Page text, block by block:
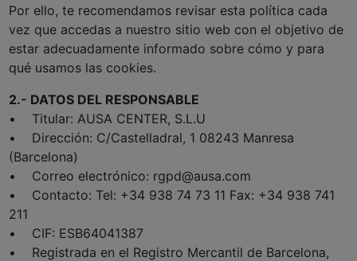
Por ello, te recomendamos revisar esta política cada
vez que accedas a nuestro sitio web con el objetivo de
estar adecuadamente informado sobre cómo y para
qué usamos las cookies.
2.- DATOS DEL RESPONSABLE
• Titular: AUSA CENTER, S.L.U
• Dirección: C/Castelladral, 1 08243 Manresa
(Barcelona)
• Correo electrónico: rgpd@ausa.com
• Contacto: Tel: +34 938 74 73 11 Fax: +34 938 741
211
• CIF: ESB64041387
• Registrada en el Registro Mercantil de Barcelona,